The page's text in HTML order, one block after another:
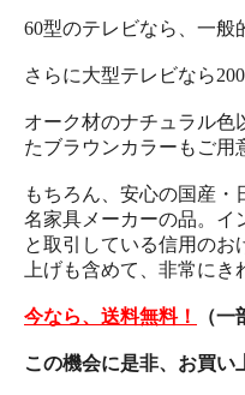
60型のテレビなら、一般
さらに大型テレビなら
オーク材のナチュラル色
たブラウンカラーもご用
もちろん、安心の国産
名家具メーカーの品。イ
と取引している信用のお
上げも含めて、非常にき
今なら、送料無料！ （一
この機会に是非、お買い